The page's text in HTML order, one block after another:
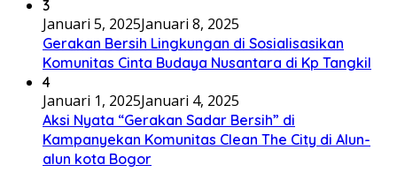
3
Januari 5, 2025Januari 8, 2025
Gerakan Bersih Lingkungan di Sosialisasikan
Komunitas Cinta Budaya Nusantara di Kp Tangkil
4
Januari 1, 2025Januari 4, 2025
Aksi Nyata “Gerakan Sadar Bersih” di
Kampanyekan Komunitas Clean The City di Alun-
alun kota Bogor